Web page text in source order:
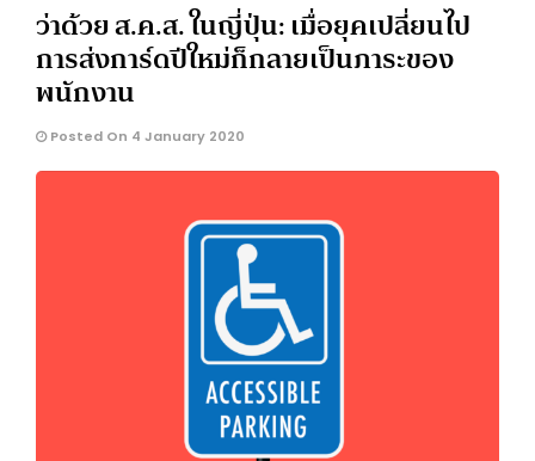
ว่าด้วย ส.ค.ส. ในญี่ปุ่น: เมื่อยุคเปลี่ยนไป
การส่งการ์ดปีใหม่ก็กลายเป็นภาระของ
พนักงาน
Posted On 4 January 2020